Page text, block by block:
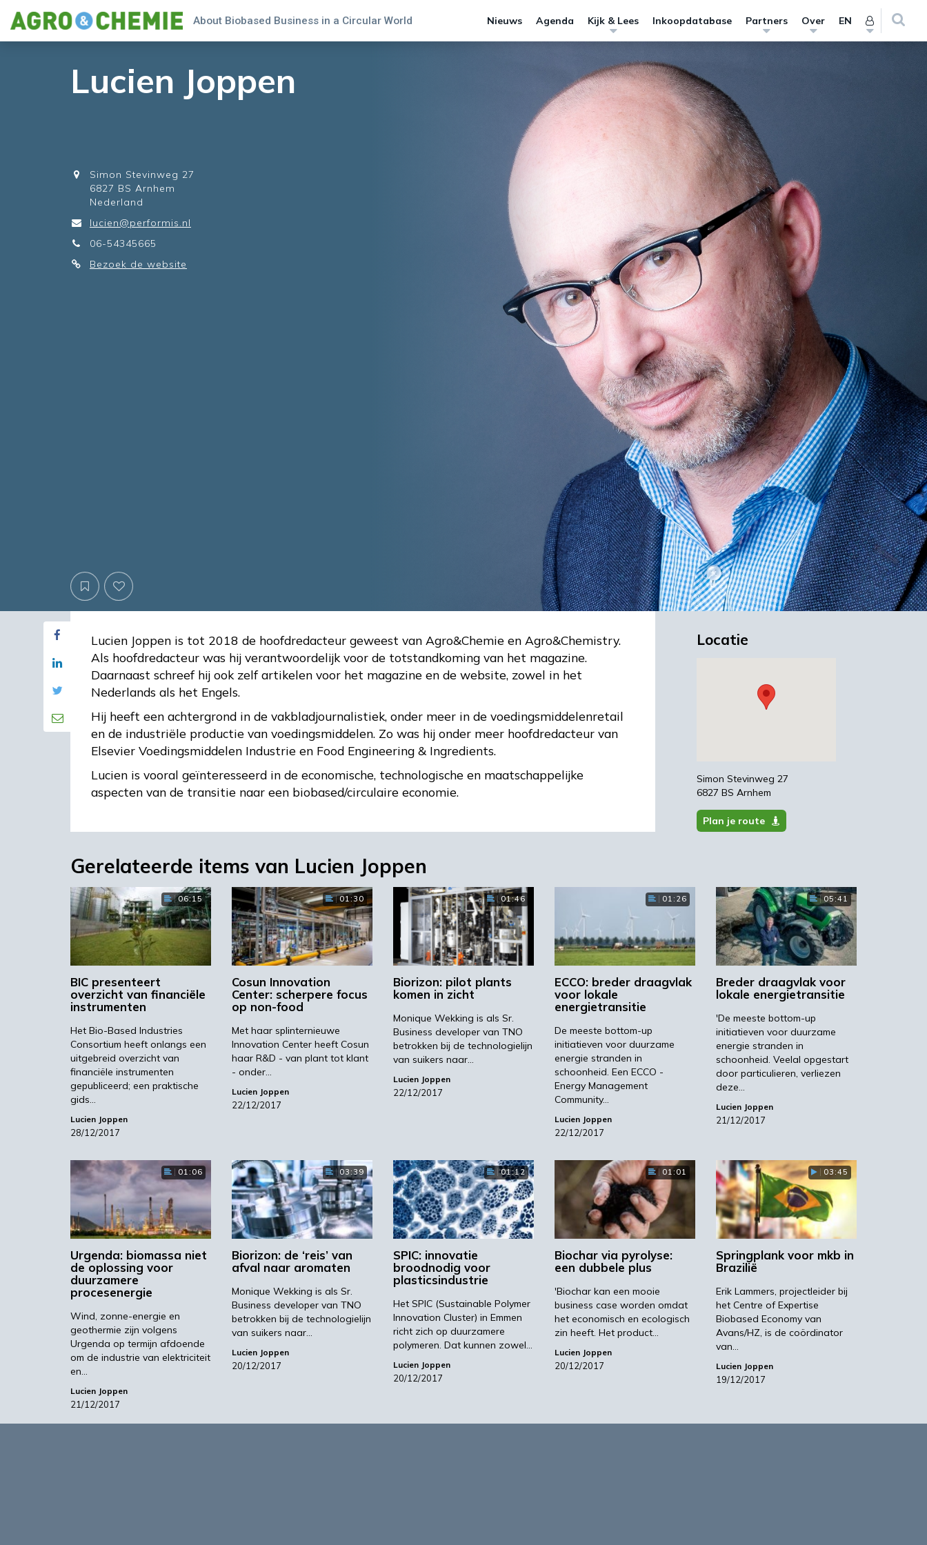
About Biobased Business in a Circular World Nieuws Agenda Kijk & Lees Inkoopdatabase Partners Over EN
Lucien Joppen
Simon Stevinweg 27
6827 BS Arnhem
Nederland
lucien@performis.nl
06-54345665
Bezoek de website
Lucien Joppen is tot 2018 de hoofdredacteur geweest van Agro&Chemie en Agro&Chemistry.
Als hoofdredacteur was hij verantwoordelijk voor de totstandkoming van het magazine.
Daarnaast schreef hij ook zelf artikelen voor het magazine en de website, zowel in het
Nederlands als het Engels.
Hij heeft een achtergrond in de vakbladjournalistiek, onder meer in de voedingsmiddelenretail
en de industriële productie van voedingsmiddelen. Zo was hij onder meer hoofdredacteur van
Elsevier Voedingsmiddelen Industrie en Food Engineering & Ingredients.
Lucien is vooral geïnteresseerd in de economische, technologische en maatschappelijke
aspecten van de transitie naar een biobased/circulaire economie.
Locatie
Simon Stevinweg 27
6827 BS Arnhem
Plan je route
Gerelateerde items van Lucien Joppen
06:15
BIC presenteert
overzicht van financiële
instrumenten
Het Bio-Based Industries
Consortium heeft onlangs een
uitgebreid overzicht van
financiële instrumenten
gepubliceerd; een praktische
gids…
Lucien Joppen
28/12/2017
01:30
Cosun Innovation
Center: scherpere focus
op non-food
Met haar splinternieuwe
Innovation Center heeft Cosun
haar R&D - van plant tot klant
- onder…
Lucien Joppen
22/12/2017
01:46
Biorizon: pilot plants
komen in zicht
Monique Wekking is als Sr.
Business developer van TNO
betrokken bij de technologielijn
van suikers naar…
Lucien Joppen
22/12/2017
01:26
ECCO: breder draagvlak
voor lokale
energietransitie
De meeste bottom-up
initiatieven voor duurzame
energie stranden in
schoonheid. Een ECCO -
Energy Management
Community…
Lucien Joppen
22/12/2017
05:41
Breder draagvlak voor
lokale energietransitie
'De meeste bottom-up
initiatieven voor duurzame
energie stranden in
schoonheid. Veelal opgestart
door particulieren, verliezen
deze…
Lucien Joppen
21/12/2017
01:06
Urgenda: biomassa niet
de oplossing voor
duurzamere
procesenergie
Wind, zonne-energie en
geothermie zijn volgens
Urgenda op termijn afdoende
om de industrie van elektriciteit
en…
Lucien Joppen
21/12/2017
03:39
Biorizon: de ‘reis’ van
afval naar aromaten
Monique Wekking is als Sr.
Business developer van TNO
betrokken bij de technologielijn
van suikers naar…
Lucien Joppen
20/12/2017
01:12
SPIC: innovatie
broodnodig voor
plasticsindustrie
Het SPIC (Sustainable Polymer
Innovation Cluster) in Emmen
richt zich op duurzamere
polymeren. Dat kunnen zowel…
Lucien Joppen
20/12/2017
01:01
Biochar via pyrolyse:
een dubbele plus
'Biochar kan een mooie
business case worden omdat
het economisch en ecologisch
zin heeft. Het product…
Lucien Joppen
20/12/2017
03:45
Springplank voor mkb in
Brazilië
Erik Lammers, projectleider bij
het Centre of Expertise
Biobased Economy van
Avans/HZ, is de coördinator
van…
Lucien Joppen
19/12/2017